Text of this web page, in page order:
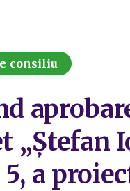
consiliu
„Ştefan
a